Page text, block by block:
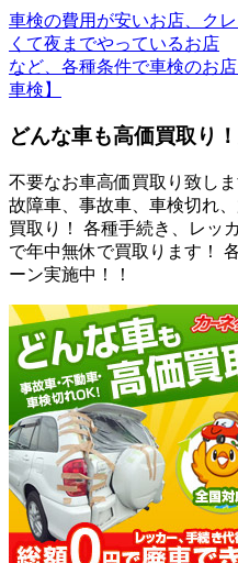
車検の費用が安いお店、ク
くて夜までやっているお店
など、各種条件で車検のお
車検】
どんな車も高価買取り
不要なお車高価買取り致し
故障車、事故車、車検切れ
買取り！ 各種手続き、レッ
で年中無休で買取ります！
ーン実施中！！